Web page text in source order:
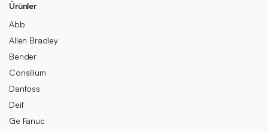
Ürünler
Abb
Allen Bradley
Bender
Consilium
Danfoss
Deif
Ge Fanuc